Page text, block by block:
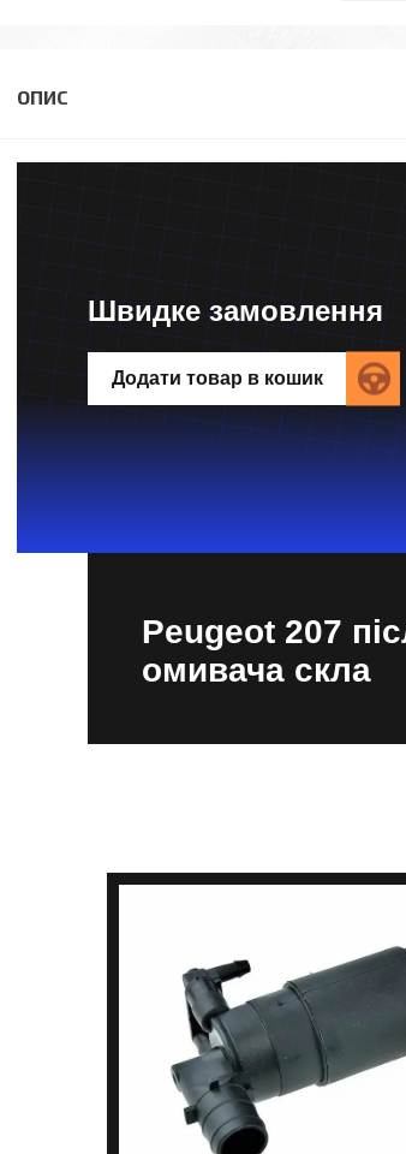
Швидке замовлення
Додати товар в кошик
Peugeot 207
омивача скла